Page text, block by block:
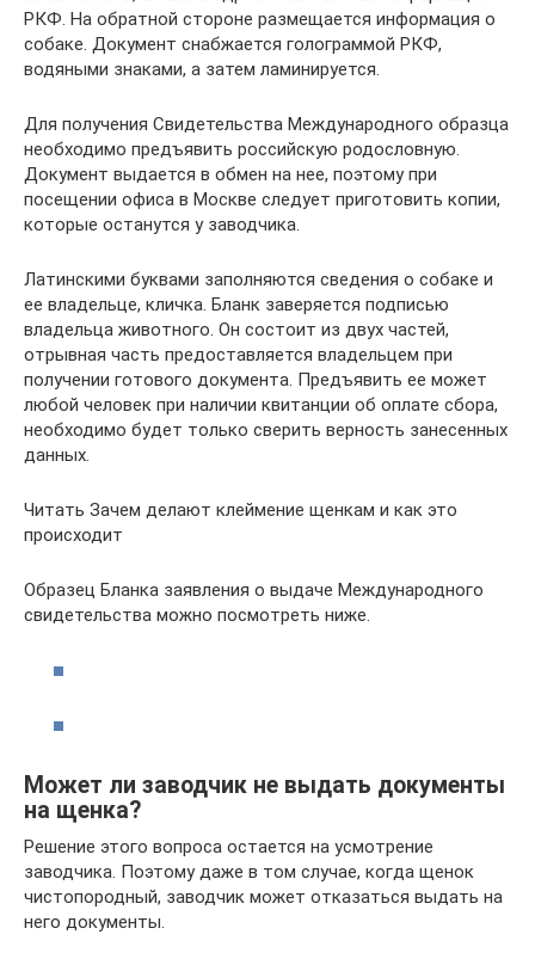
РКФ. На обратной стороне размещается информация о
собаке. Документ снабжается голограммой РКФ,
водяными знаками, а затем ламинируется.
Для получения Свидетельства Международного образца
необходимо предъявить российскую родословную.
Документ выдается в обмен на нее, поэтому при
посещении офиса в Москве следует приготовить копии,
которые останутся у заводчика.
Латинскими буквами заполняются сведения о собаке и
ее владельце, кличка. Бланк заверяется подписью
владельца животного. Он состоит из двух частей,
отрывная часть предоставляется владельцем при
получении готового документа. Предъявить ее может
любой человек при наличии квитанции об оплате сбора,
необходимо будет только сверить верность занесенных
данных.
Читать Зачем делают клеймение щенкам и как это
происходит
Образец Бланка заявления о выдаче Международного
свидетельства можно посмотреть ниже.
Может ли заводчик не выдать документы
на щенка?
Решение этого вопроса остается на усмотрение
заводчика. Поэтому даже в том случае, когда щенок
чистопородный, заводчик может отказаться выдать на
него документы.